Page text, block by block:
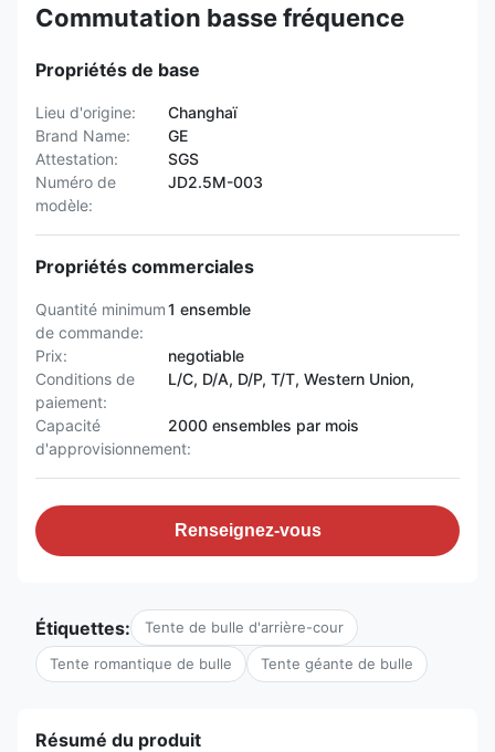
Commutation basse fréquence
Propriétés de base
Lieu d'origine:
Changhaï
Brand Name:
GE
Attestation:
SGS
Numéro de
modèle:
JD2.5M-003
Propriétés commerciales
Quantité minimum
de commande:
1 ensemble
Prix:
negotiable
Conditions de
paiement:
L/C, D/A, D/P, T/T, Western Union,
Capacité
d'approvisionnement:
2000 ensembles par mois
Renseignez-vous
Étiquettes: Tente de bulle d'arrière-cour
Tente romantique de bulle Tente géante de bulle
Résumé du produit